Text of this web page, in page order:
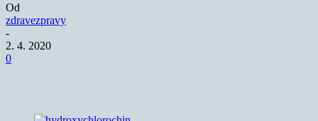
Od
zdravezpravy
-
2. 4. 2020
0